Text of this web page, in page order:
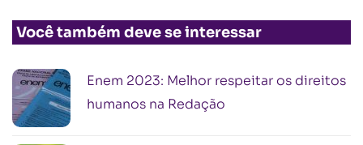
Você também deve se interessar
Enem 2023: Melhor respeitar os direitos
humanos na Redação